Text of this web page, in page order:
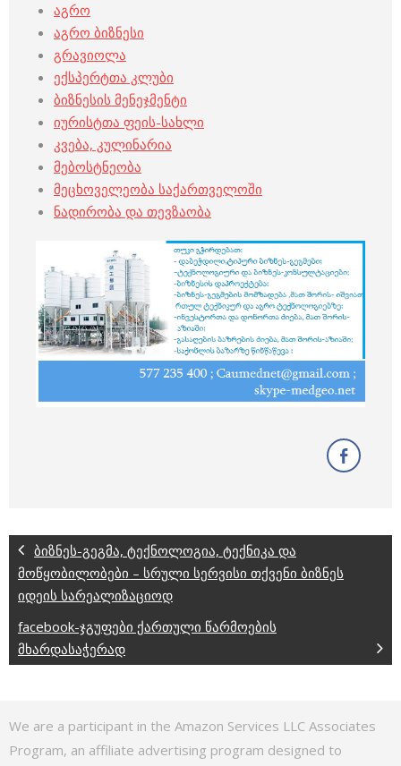
აგრო
აგრო ბიზნესი
გრავიოლა
ექსპერტთა კლუბი
ბიზნესის მენეჯმენტი
იურისტთა ფეის-სახლი
კვება, კულინარია
მებოსტნეობა
მეცხოველეობა საქართველოში
ნადირობა და თევზაობა
ბიზნეს-გეგმა, ტექნოლოგია, ტექნიკა და
მოწყობილობები – სრული სერვისი თქვენი ბიზნეს
იდეის სარეალიზაციოდ
facebook-ჯგუფები ქართული წარმოების
მხარდასაჭერად
We are a participant in the Amazon Services LLC Associates
Program, an affiliate advertising program designed to